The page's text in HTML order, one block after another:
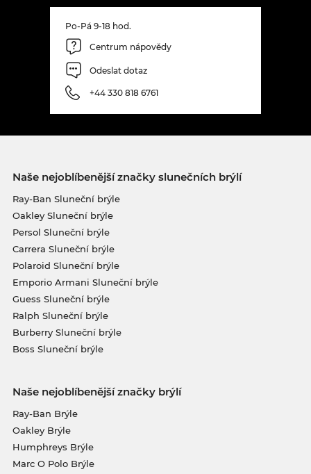
Po-Pá 9-18 hod.
Centrum nápovědy
Odeslat dotaz
+44 330 818 6761
Naše nejoblíbenější značky slunečních brýlí
Ray-Ban Sluneční brýle
Oakley Sluneční brýle
Persol Sluneční brýle
Carrera Sluneční brýle
Polaroid Sluneční brýle
Emporio Armani Sluneční brýle
Guess Sluneční brýle
Ralph Sluneční brýle
Burberry Sluneční brýle
Boss Sluneční brýle
Naše nejoblíbenější značky brýlí
Ray-Ban Brýle
Oakley Brýle
Humphreys Brýle
Marc O Polo Brýle